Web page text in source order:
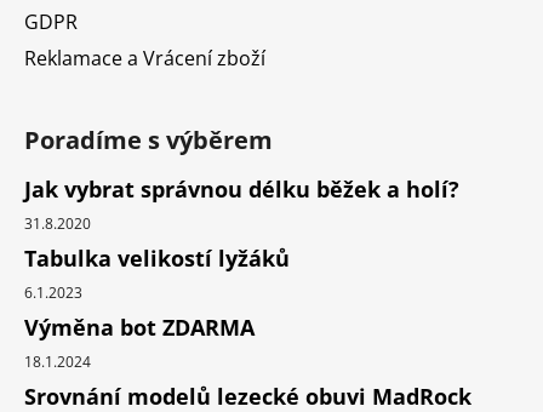
GDPR
Reklamace a Vrácení zboží
Poradíme s výběrem
Jak vybrat správnou délku běžek a holí?
31.8.2020
Tabulka velikostí lyžáků
6.1.2023
Výměna bot ZDARMA
18.1.2024
Srovnání modelů lezecké obuvi MadRock